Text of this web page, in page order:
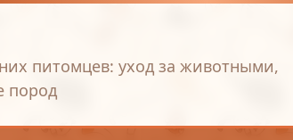
питомцев: уход за животными,
пород